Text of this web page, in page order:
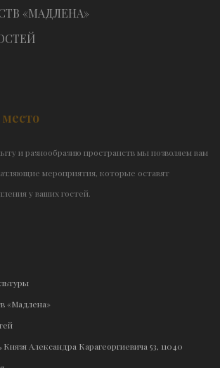
«МАДЛЕНА»
и разнообразию пространств мы позволяем вам
мероприятия, которые оставят
у ваших гостей.
«Мадлена»
Александра Карагеоргиевича 53, 11040